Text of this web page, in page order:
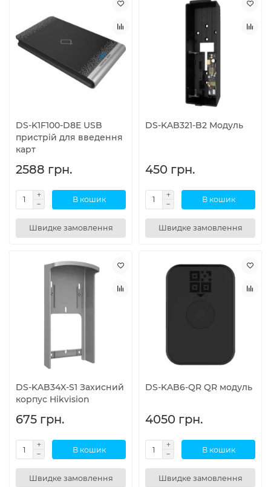
DS-K1F100-D8E USB
пристрій для введення
карт
2588 грн.
В кошик
Швидке замовлення
DS-KAB321-B2 Модуль
450 грн.
В кошик
Швидке замовлення
DS-KAB34X-S1 Захисний
корпус Hikvision
675 грн.
В кошик
Швидке замовлення
DS-KAB6-QR QR модуль
4050 грн.
В кошик
Швидке замовлення